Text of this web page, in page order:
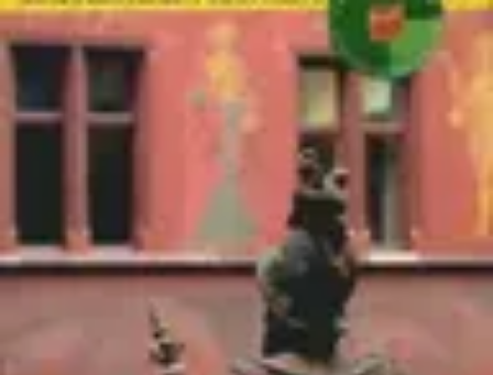
Destination Parfaite
Conseils de voyageConseils pratiques
Planification de
voyage
Découverte Voyage Urbain
Destination Parfaite